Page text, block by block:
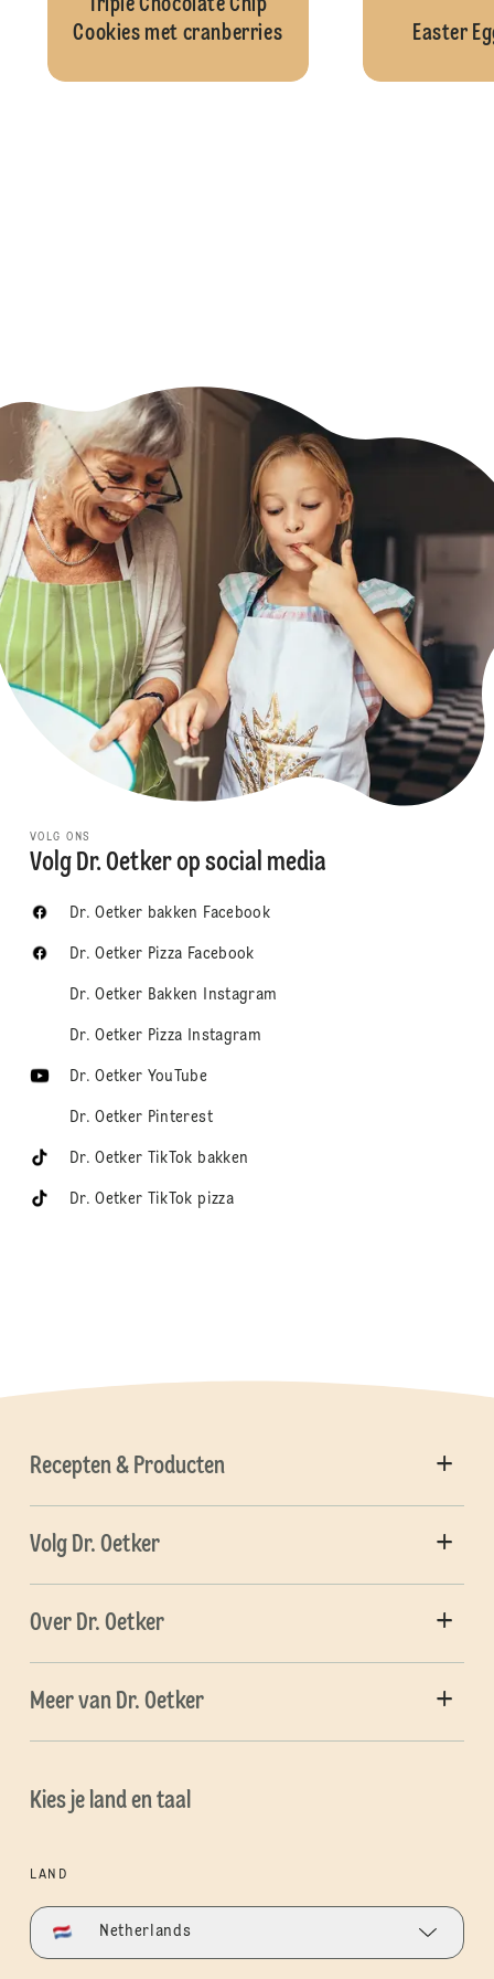
Triple Chocolate Chip
Cookies met cranberries
Easter
VOLG ONS
Volg Dr. Oetker op social media
Dr. Oetker bakken Facebook
Dr. Oetker Pizza Facebook
Dr. Oetker Bakken Instagram
Dr. Oetker Pizza Instagram
Dr. Oetker YouTube
Dr. Oetker Pinterest
Dr. Oetker TikTok bakken
Dr. Oetker TikTok pizza
Recepten & Producten
Volg Dr. Oetker
Over Dr. Oetker
Meer van Dr. Oetker
Kies je land en taal
LAND
Netherlands